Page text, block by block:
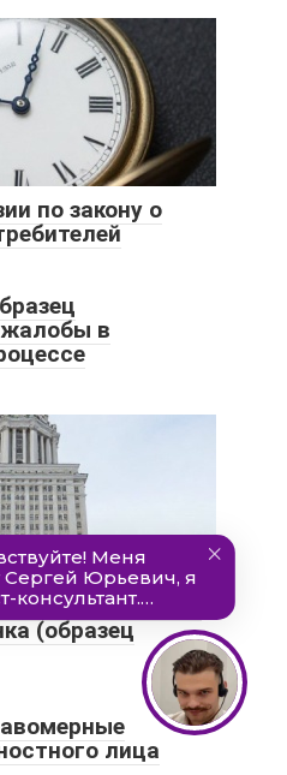
по закону о
в
в Центробанк
(образец
лица